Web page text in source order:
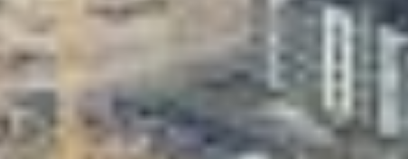
Valon Kaupunki
Lasten Lysti & LystiKylä-festivaali
Ohje